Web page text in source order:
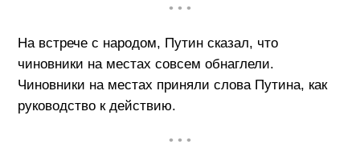
• • •
На встрече с народом, Путин сказал, что
чиновники на местах совсем обнаглели.
Чиновники на местах приняли слова Путина, как
руководство к действию.
• • •